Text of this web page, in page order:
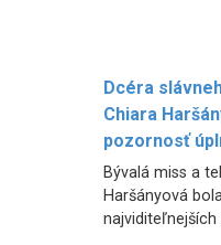
Dcéra
Chiara
pozornosť
Bývalá miss a
Haršányová